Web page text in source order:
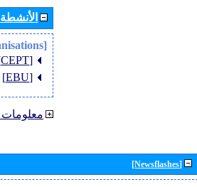
[Regional Organisations]
[CEPT]
[EBU]
[Newsflashes]